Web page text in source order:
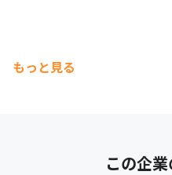
もっと見る
この企